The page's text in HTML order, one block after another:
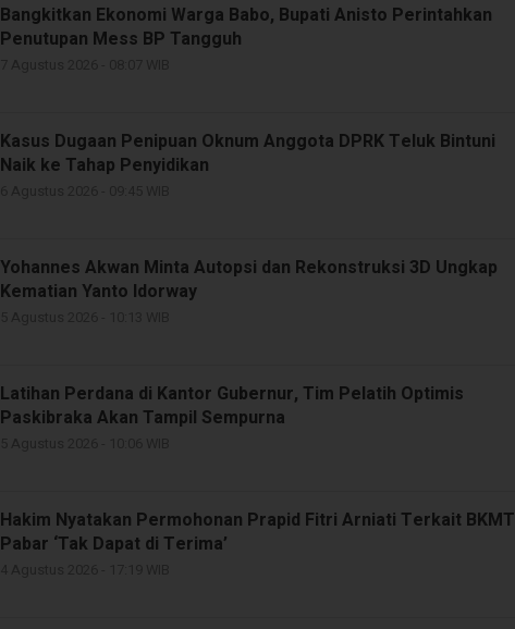
Bangkitkan Ekonomi Warga Babo, Bupati Anisto Perintahkan
Penutupan Mess BP Tangguh
Kasus Dugaan Penipuan Oknum Anggota DPRK Teluk Bintuni
Naik ke Tahap Penyidikan
Yohannes Akwan Minta Autopsi dan Rekonstruksi 3D Ungkap
Kematian Yanto Idorway
Latihan Perdana di Kantor Gubernur, Tim Pelatih Optimis
Paskibraka Akan Tampil Sempurna
Hakim Nyatakan Permohonan Prapid Fitri Arniati Terkait BKMT
Pabar ‘Tak Dapat di Terima’